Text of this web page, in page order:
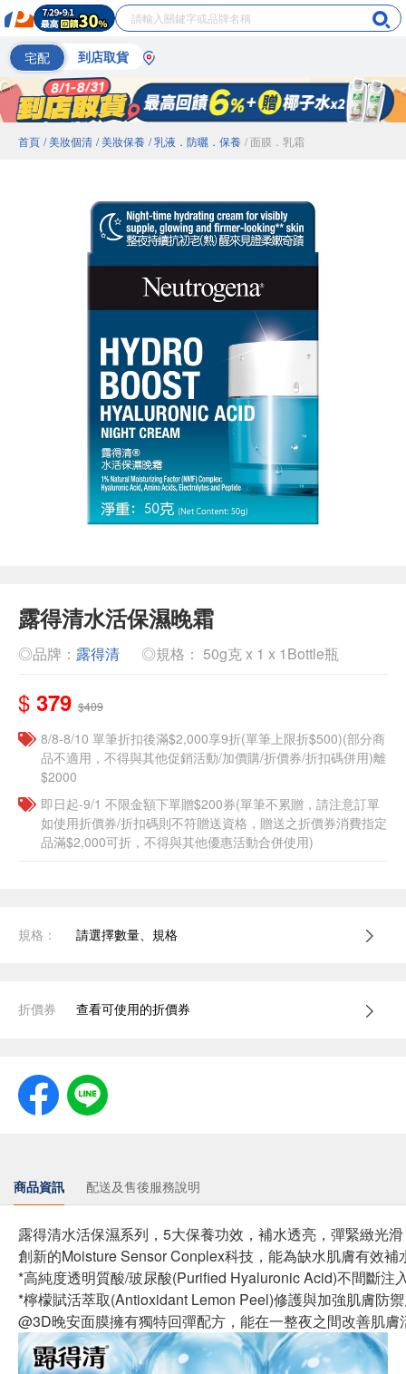
宅配 到店取貨
首頁 / 美妝個清 / 美妝保養 / 乳液．防曬．保養 / 面膜．乳霜
露得清水活保濕晚霜
◎品牌： 露得清 ◎規格： 50g克 x 1 x 1Bottle瓶
$ 379 $409
8/8-8/10 單筆折扣後滿$2,000享9折(單筆上限折$500)(部分商
品不適用，不得與其他促銷活動/加價購/折價券/折扣碼併用)離
$2000
即日起-9/1 不限金額下單贈$200券(單筆不累贈，請注意訂單
如使用折價券/折扣碼則不符贈送資格，贈送之折價券消費指定
品滿$2,000可折，不得與其他優惠活動合併使用)
規格： 請選擇數量、規格
折價券 查看可使用的折價券
商品資訊 配送及售後服務說明
露得清水活保濕系列，5大保養功效，補水透亮，彈緊緻光
創新的Moisture Sensor Conplex科技，能為缺水肌膚有效
*高純度透明質酸/玻尿酸(Purified Hyaluronic Acid)不間斷注
*檸檬賦活萃取(Antioxidant Lemon Peel)修護與加強肌膚防
@3D晚安面膜擁有獨特回彈配方，能在一整夜之間改善肌